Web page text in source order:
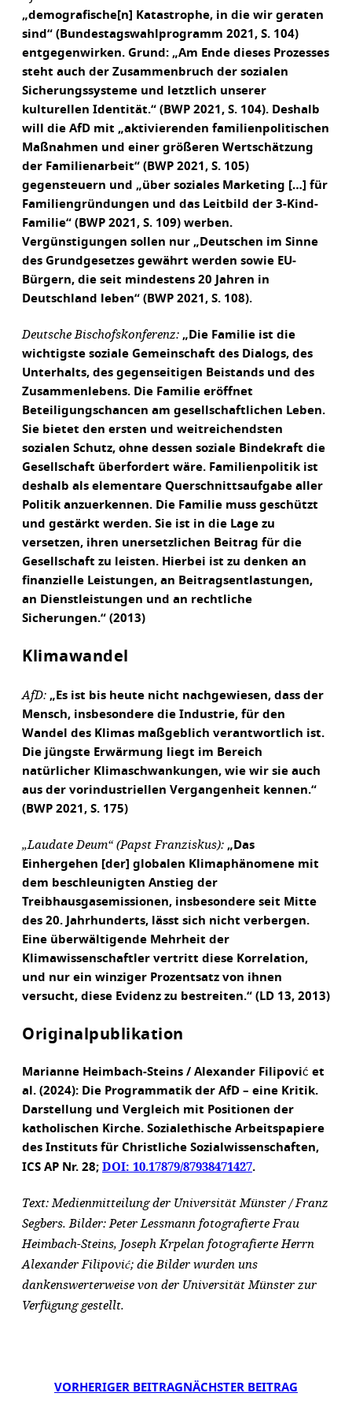
„demografische[n] Katastrophe, in die wir geraten
sind“ (Bundestagswahlprogramm 2021, S. 104)
entgegenwirken. Grund: „Am Ende dieses Prozesses
steht auch der Zusammenbruch der sozialen
Sicherungssysteme und letztlich unserer
kulturellen Identität.“ (BWP 2021, S. 104). Deshalb
will die AfD mit „aktivierenden familienpolitischen
Maßnahmen und einer größeren Wertschätzung
der Familienarbeit“ (BWP 2021, S. 105)
gegensteuern und „über soziales Marketing […] für
Familiengründungen und das Leitbild der 3-Kind-
Familie“ (BWP 2021, S. 109) werben.
Vergünstigungen sollen nur „Deutschen im Sinne
des Grundgesetzes gewährt werden sowie EU-
Bürgern, die seit mindestens 20 Jahren in
Deutschland leben“ (BWP 2021, S. 108).
Deutsche Bischofskonferenz: „Die Familie ist die
wichtigste soziale Gemeinschaft des Dialogs, des
Unterhalts, des gegenseitigen Beistands und des
Zusammenlebens. Die Familie eröffnet
Beteiligungschancen am gesellschaftlichen Leben.
Sie bietet den ersten und weitreichendsten
sozialen Schutz, ohne dessen soziale Bindekraft die
Gesellschaft überfordert wäre. Familienpolitik ist
deshalb als elementare Querschnittsaufgabe aller
Politik anzuerkennen. Die Familie muss geschützt
und gestärkt werden. Sie ist in die Lage zu
versetzen, ihren unersetzlichen Beitrag für die
Gesellschaft zu leisten. Hierbei ist zu denken an
finanzielle Leistungen, an Beitragsentlastungen,
an Dienstleistungen und an rechtliche
Sicherungen.“ (2013)
Klimawandel
AfD: „Es ist bis heute nicht nachgewiesen, dass der
Mensch, insbesondere die Industrie, für den
Wandel des Klimas maßgeblich verantwortlich ist.
Die jüngste Erwärmung liegt im Bereich
natürlicher Klimaschwankungen, wie wir sie auch
aus der vorindustriellen Vergangenheit kennen.“
(BWP 2021, S. 175)
„Laudate Deum“ (Papst Franziskus): „Das
Einhergehen [der] globalen Klimaphänomene mit
dem beschleunigten Anstieg der
Treibhausgasemissionen, insbesondere seit Mitte
des 20. Jahrhunderts, lässt sich nicht verbergen.
Eine überwältigende Mehrheit der
Klimawissenschaftler vertritt diese Korrelation,
und nur ein winziger Prozentsatz von ihnen
versucht, diese Evidenz zu bestreiten.“ (LD 13, 2013)
Originalpublikation
Marianne Heimbach-Steins / Alexander Filipović et
al. (2024): Die Programmatik der AfD – eine Kritik.
Darstellung und Vergleich mit Positionen der
katholischen Kirche. Sozialethische Arbeitspapiere
des Instituts für Christliche Sozialwissenschaften,
ICS AP Nr. 28; DOI: 10.17879/87938471427.
Text: Medienmitteilung der Universität Münster / Franz
Segbers. Bilder: Peter Lessmann fotografierte Frau
Heimbach-Steins, Joseph Krpelan fotografierte Herrn
Alexander Filipović; die Bilder wurden uns
dankenswerterweise von der Universität Münster zur
Verfügung gestellt.
VORHERIGER BEITRAG NÄCHSTER BEITRAG